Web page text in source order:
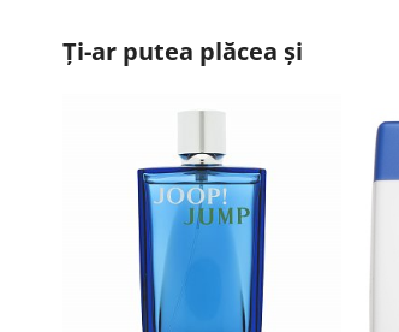
Ți-ar putea plăcea și